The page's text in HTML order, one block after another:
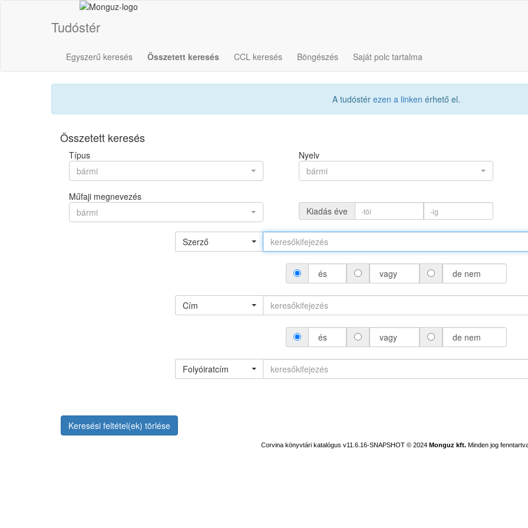
Tudóstér
Egyszerű keresés Összetett keresés CCL keresés Böngészés Saját polc tartalma
A tudóstér ezen a linken érhető el.
Összetett keresés
Típus
bármi
Nyelv
bármi
Műfaji megnevezés
bármi
Kiadás éve
Szerző
és vagy de nem
Cím
és vagy de nem
Folyóiratcím
Keresési feltétel(ek) törlése
Corvina könyvtári katalógus v11.6.16-SNAPSHOT © 2024 Monguz kft. Minden jog